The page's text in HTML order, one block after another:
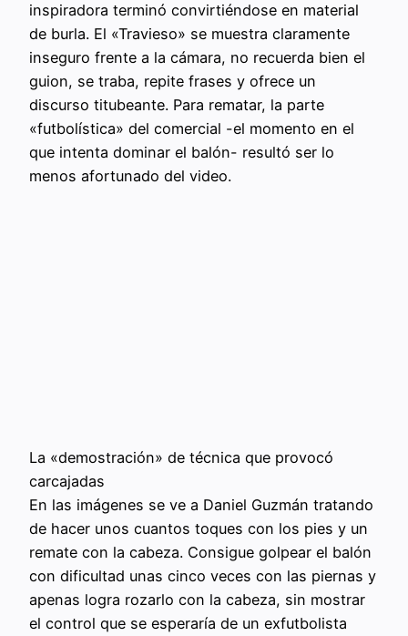
inspiradora terminó convirtiéndose en material
de burla. El «Travieso» se muestra claramente
inseguro frente a la cámara, no recuerda bien el
guion, se traba, repite frases y ofrece un
discurso titubeante. Para rematar, la parte
«futbolística» del comercial -el momento en el
que intenta dominar el balón- resultó ser lo
menos afortunado del video.
La «demostración» de técnica que provocó
carcajadas
En las imágenes se ve a Daniel Guzmán tratando
de hacer unos cuantos toques con los pies y un
remate con la cabeza. Consigue golpear el balón
con dificultad unas cinco veces con las piernas y
apenas logra rozarlo con la cabeza, sin mostrar
el control que se esperaría de un exfutbolista